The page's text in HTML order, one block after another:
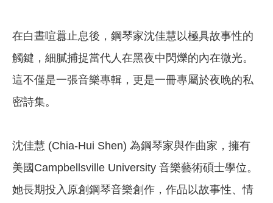
在白晝喧囂止息後，鋼琴家沈佳慧以極具故事性的
觸鍵，細膩捕捉當代人在黑夜中閃爍的內在微光。
這不僅是一張音樂專輯，更是一冊專屬於夜晚的私
密詩集。
沈佳慧 (Chia-Hui Shen) 為鋼琴家與作曲家，擁有
美國Campbellsville University 音樂藝術碩士學位。
她長期投入原創鋼琴音樂創作，作品以故事性、情